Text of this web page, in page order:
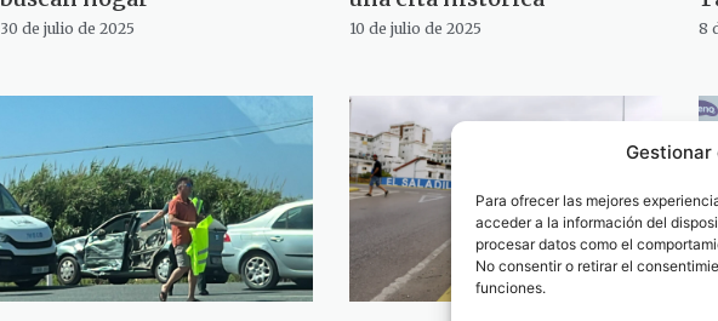
Gestionar
Para ofrecer las mejores
acceder a la información del
procesar datos como el
No consentir o retirar el
funciones.
30 de julio de 2025 10 de julio de 2025 8